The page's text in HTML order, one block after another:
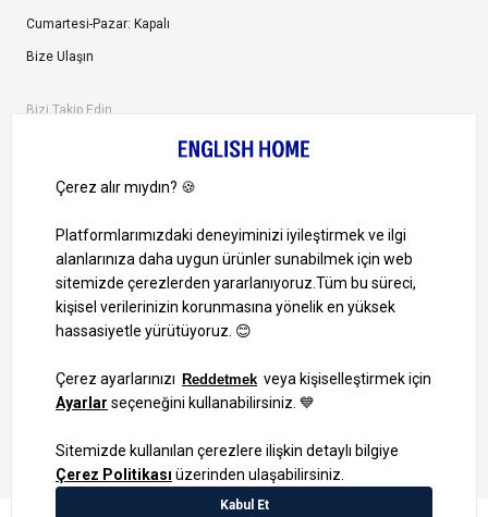
Cumartesi-Pazar: Kapalı
Bize Ulaşın
Bizi Takip Edin
1000 TL ve Üzeri Alışverişlerinizde Kargo Bedava!
Bilgi Toplum Hizmetleri
KVKK Veri İşleme Politikamız
Site Haritası